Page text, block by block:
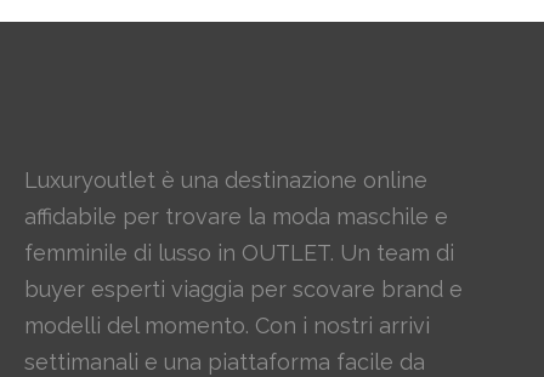
Luxuryoutlet è una destinazione online
affidabile per trovare la moda maschile e
femminile di lusso in OUTLET. Un team di
buyer esperti viaggia per scovare brand e
modelli del momento. Con i nostri arrivi
settimanali e una piattaforma facile da